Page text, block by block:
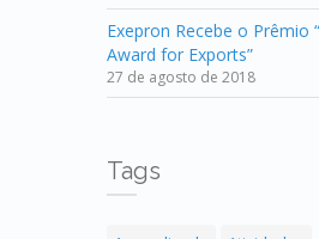
Exepron Recebe o Prêmio
Award for Exports”
27 de agosto de 2018
Tags